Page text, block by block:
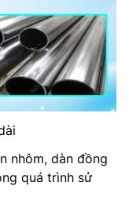
nhôm, dàn đồng
quá trình sử